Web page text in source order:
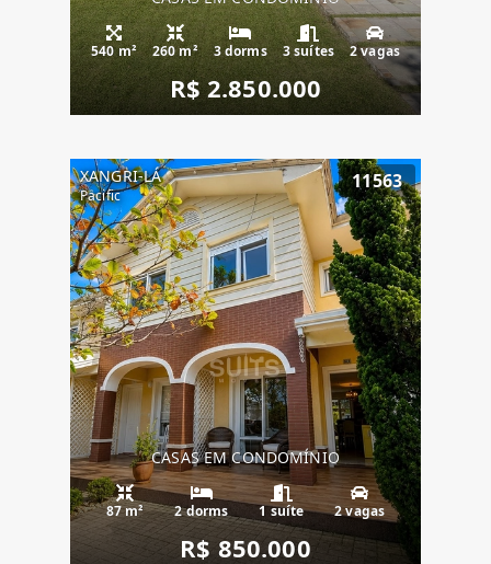
540 m² 260 m² 3 dorms 3 suítes 2 vagas
R$ 2.850.000
XANGRI-LÁ
Pacific
11563
CASAS EM CONDOMÍNIO
87 m² 2 dorms 1 suíte 2 vagas
R$ 850.000